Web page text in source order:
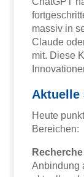
massiv in
Claude
mit. Diese
Aktuelle
Heute
Bereichen:
Anbindung